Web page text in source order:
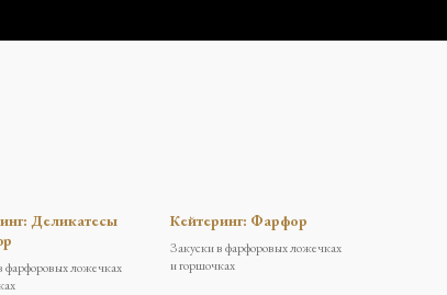
Деликатесы
фарфоровых ложечках
Кейтеринг: Фарфор
Закуски в фарфоровых ложечках
и горшочках